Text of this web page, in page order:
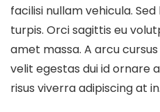
facilisi nullam vehicula.
turpis. Orci sagittis eu
amet massa. A arcu
velit egestas dui id ornare
risus viverra adipiscing at in.